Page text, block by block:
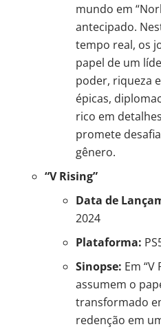
mundo em
antecipado.
tempo real, os
papel de um
poder, riqueza
épicas,
rico em
promete
gênero.
“V Rising”
Data de
2024
Plataforma:
Sinopse: Em “V
assumem o
transformado
redenção em